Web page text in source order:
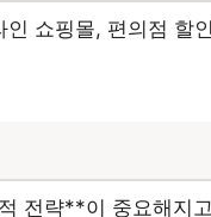
쇼핑몰, 편의점 할
전략**이 중요해지